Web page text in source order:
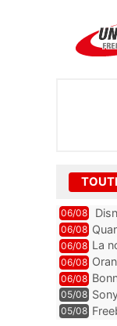
06/08
06/08
06/08 La
06/08
06/08
05/08
05/08